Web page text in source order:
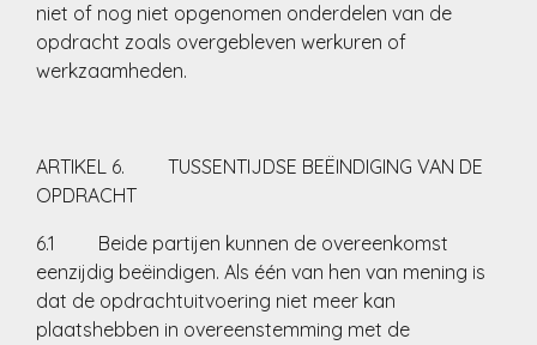
niet of nog niet opgenomen onderdelen van de
opdracht zoals overgebleven werkuren of
werkzaamheden.
ARTIKEL 6. TUSSENTIJDSE BEËINDIGING VAN DE
OPDRACHT
6.1 Beide partijen kunnen de overeenkomst
eenzijdig beëindigen. Als één van hen van mening is
dat de opdrachtuitvoering niet meer kan
plaatshebben in overeenstemming met de